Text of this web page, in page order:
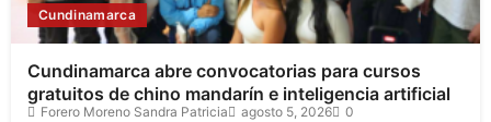
Cundinamarca
Cundinamarca abre convocatorias para cursos
gratuitos de chino mandarín e inteligencia artificial
Forero Moreno Sandra Patricia agosto 5, 2026 0